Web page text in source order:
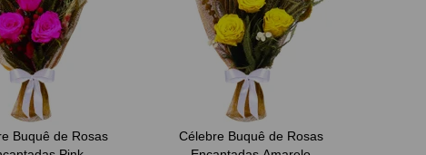
Buquê de Rosas
Célebre Buquê de Rosas